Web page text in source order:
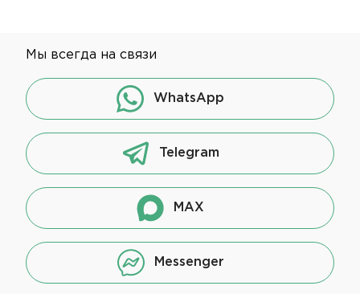
Мы всегда на связи
WhatsApp
Telegram
MAX
Messenger